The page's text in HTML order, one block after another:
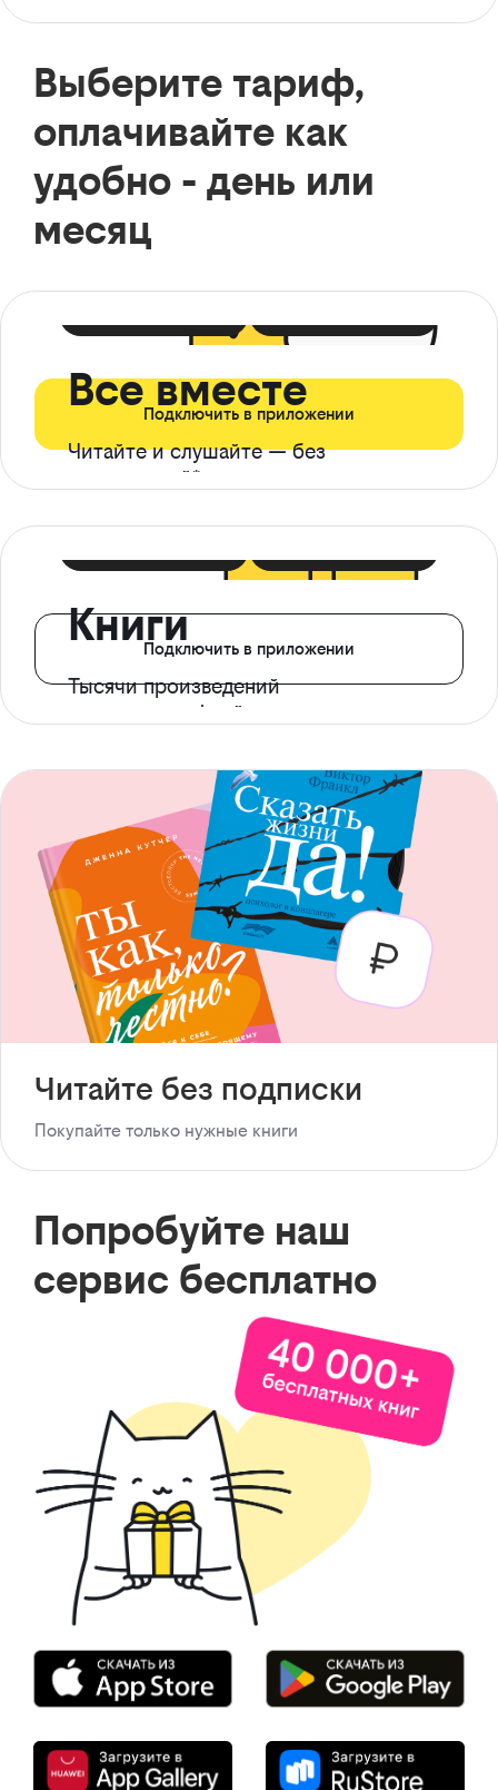
Выберите тариф,
оплачивайте как
удобно - день или
месяц
Все вместе
Читайте и слушайте — без
ограничений*
Подключить в приложении
Книги
Тысячи произведений
с доступом офлайн
Подключить в приложении
Читайте без подписки
Покупайте только нужные книги
Попробуйте наш
сервис бесплатно